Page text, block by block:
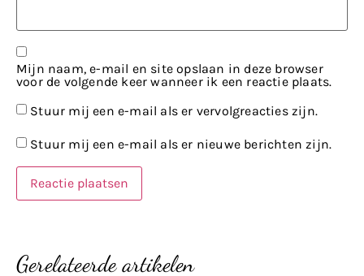
Mijn naam, e-mail en site opslaan in deze browser
voor de volgende keer wanneer ik een reactie plaats.
Stuur mij een e-mail als er vervolgreacties zijn.
Stuur mij een e-mail als er nieuwe berichten zijn.
Gerelateerde artikelen